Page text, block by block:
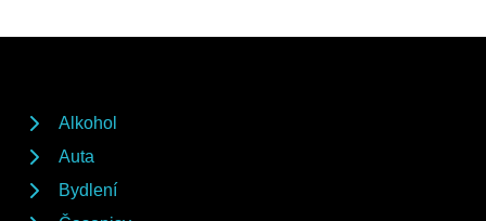
Alkohol
Auta
Bydlení